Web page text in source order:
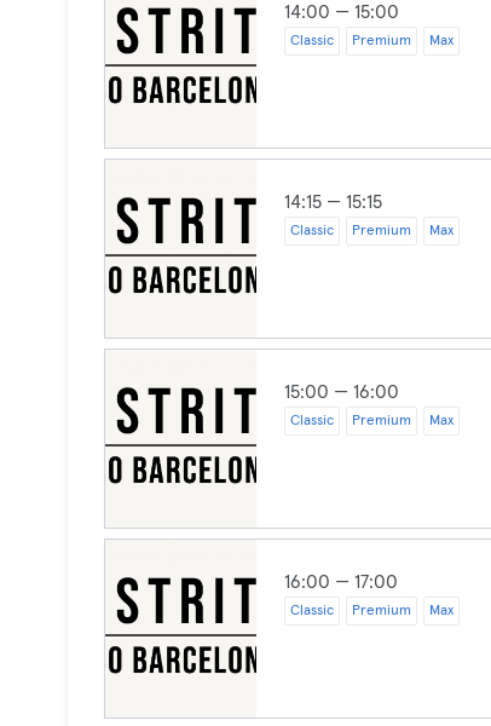
14:00 — 15:00
Classic Premium Max
14:15 — 15:15
Classic Premium Max
15:00 — 16:00
Classic Premium Max
16:00 — 17:00
Classic Premium Max